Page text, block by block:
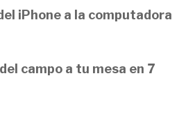
iPhone a la computadora
campo a tu mesa en 7